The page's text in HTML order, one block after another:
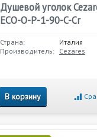
Душевой уголок
ECO-O-P-1-90-C-Cr
Страна:
Италия
Производитель: Cezares
В корзину